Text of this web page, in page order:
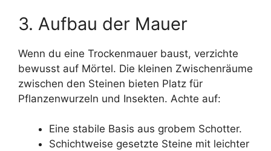
3. Aufbau der Mauer
Wenn du eine Trockenmauer baust, verzichte
bewusst auf Mörtel. Die kleinen Zwischenräume
zwischen den Steinen bieten Platz für
Pflanzenwurzeln und Insekten. Achte auf:
Eine stabile Basis aus grobem Schotter.
Schichtweise gesetzte Steine mit leichter